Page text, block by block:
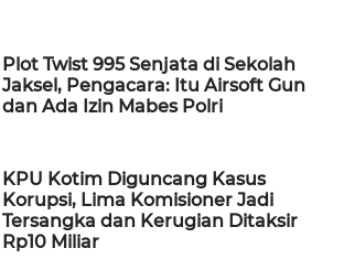
Plot Twist 995 Senjata di Sekolah
Jaksel, Pengacara: Itu Airsoft Gun
dan Ada Izin Mabes Polri
KPU Kotim Diguncang Kasus
Korupsi, Lima Komisioner Jadi
Tersangka dan Kerugian Ditaksir
Rp10 Miliar